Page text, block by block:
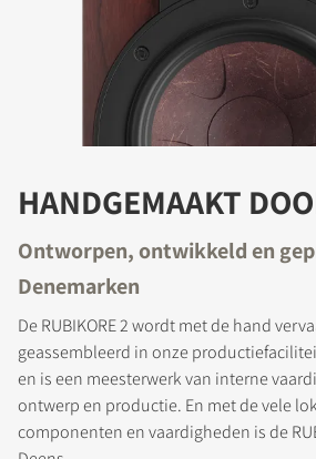
HANDGEMAAKT
Ontworpen, ontwikkeld en
Denemarken
De RUBIKORE 2 wordt met de hand
geassembleerd in onze
en is een meesterwerk van interne
ontwerp en productie. En met de vele
componenten en vaardigheden is de